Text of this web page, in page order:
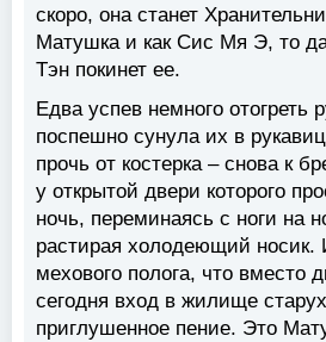
скоро, она станет
Матушка и как Сис Мя Э, то
Тэн покинет ее.
Едва успев немного отогреть
поспешно сунула их в
прочь от костерка – снова к
у открытой двери которого
ночь, переминаясь с ноги на
растирая холодеющий носик.
мехового полога, что вместо
сегодня вход в жилище
приглушенное пение. Это